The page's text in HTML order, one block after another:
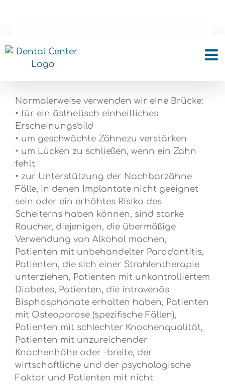
Wann benutzen wir eine
Brücke?
Normalerweise verwenden wir eine Brücke:
• für ein ästhetisch einheitliches
Erscheinungsbild
• um geschwächte Zähnezu verstärken
• um Lücken zu schließen, wenn ein Zahn
fehlt
• zur Unterstützung der Nachbarzähne
Fälle, in denen Implantate nicht geeignet
sein oder ein erhöhtes Risiko des
Scheiterns haben können, sind starke
Raucher, diejenigen, die übermäßige
Verwendung von Alkohol machen,
Patienten mit unbehandelter Parodontitis,
Patienten, die sich einer Strahlentherapie
unterziehen, Patienten mit unkontrolliertem
Diabetes, Patienten, die intravenös
Bisphosphonate erhalten haben, Patienten
mit Osteoporose (spezifische Fällen),
Patienten mit schlechter Knochenqualität,
Patienten mit unzureichender
Knochenhöhe oder -breite, der
wirtschaftliche und der psychologische
Faktor und Patienten mit nicht